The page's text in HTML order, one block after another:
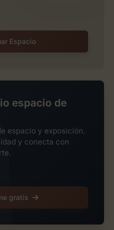
Espacio
espacio de
espacio y exposición.
y conecta con
gratis